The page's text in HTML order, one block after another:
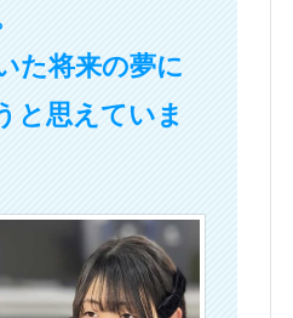
た将来の夢に
と思えていま